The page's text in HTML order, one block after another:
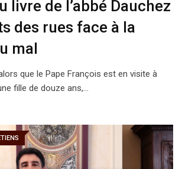
livre de l’abbé Dauchez
des rues face à la
mal
que le Pape François est en visite à
fille de douze ans,…